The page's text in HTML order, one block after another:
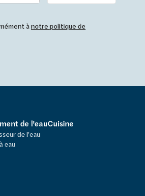
ànotre politique de
de l'eau
de l'eau
eau
Cuisine